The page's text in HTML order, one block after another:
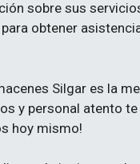
sobre sus
obtener
Silgar es la
y personal atento te
hoy mismo!